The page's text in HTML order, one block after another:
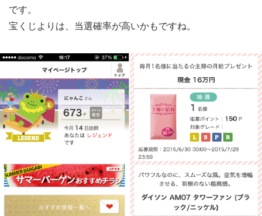
です。
宝くじよりは、当選確率が高いかもですね。